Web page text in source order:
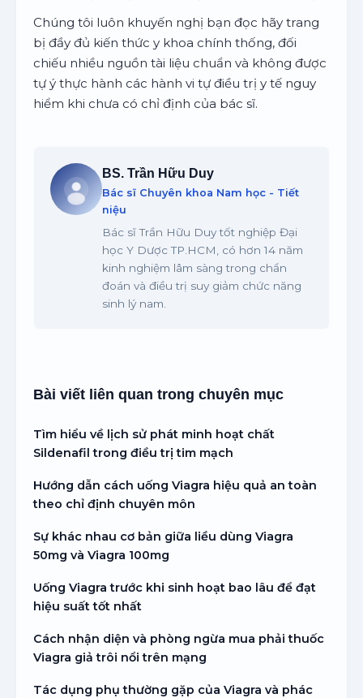
Chúng tôi luôn khuyến nghị bạn đọc hãy trang
bị đầy đủ kiến thức y khoa chính thống, đối
chiếu nhiều nguồn tài liệu chuẩn và không được
tự ý thực hành các hành vi tự điều trị y tế nguy
hiểm khi chưa có chỉ định của bác sĩ.
BS. Trần Hữu Duy
Bác sĩ Chuyên khoa Nam học - Tiết
niệu
Bác sĩ Trần Hữu Duy tốt nghiệp Đại
học Y Dược TP.HCM, có hơn 14 năm
kinh nghiệm lâm sàng trong chẩn
đoán và điều trị suy giảm chức năng
sinh lý nam.
Bài viết liên quan trong chuyên mục
Tìm hiểu về lịch sử phát minh hoạt chất
Sildenafil trong điều trị tim mạch
Hướng dẫn cách uống Viagra hiệu quả an toàn
theo chỉ định chuyên môn
Sự khác nhau cơ bản giữa liều dùng Viagra
50mg và Viagra 100mg
Uống Viagra trước khi sinh hoạt bao lâu để đạt
hiệu suất tốt nhất
Cách nhận diện và phòng ngừa mua phải thuốc
Viagra giả trôi nổi trên mạng
Tác dụng phụ thường gặp của Viagra và phác